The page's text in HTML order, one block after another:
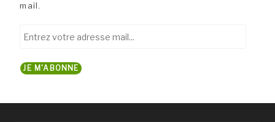
mail.
votre
mail...
JE M'ABONNE